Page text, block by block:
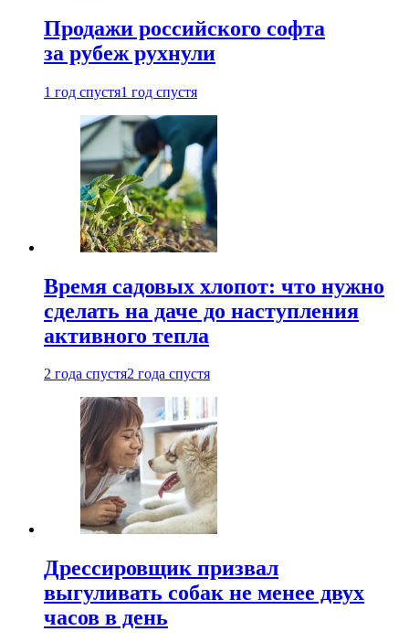
Продажи российского софта
за рубеж рухнули
1 год спустя1 год спустя
Время садовых хлопот: что нужно
сделать на даче до наступления
активного тепла
2 года спустя2 года спустя
Дрессировщик призвал
выгуливать собак не менее двух
часов в день